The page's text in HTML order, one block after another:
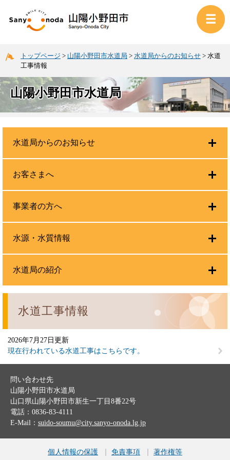
トップページ > 山陽小野田市水道局 > 水道局からのお知らせ > 水道
工事情報
山陽小野田市水道局
水道工事情報
2026年7月27日更新
現在行われている水道工事はこちらです。
水道局からのお知らせ
お客さまへ
事業者の方へ
水源・水質情報
水道局の紹介
問い合わせ先
山陽小野田市水道局
山口県山陽小野田市新生一丁目8番22号
電話：0836-83-4111
E-Mail： suido-soumu@city.sanyo-onoda.lg.jp
個人情報の保護 免責事項 著作権等